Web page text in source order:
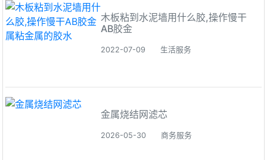
木板粘到水泥墙用什么胶,操作慢干
AB胶金
2022-07-09 生活服务
金属烧结网滤芯
2026-05-30 商务服务